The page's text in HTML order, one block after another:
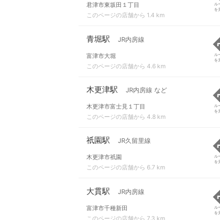
君津市東坂田１丁目
このページの店舗から 1.4 km
ル
を
青堀駅 JR内房線
富津市大堀
このページの店舗から 4.6 km
ル
を
木更津駅 JR内房線 など
木更津市富士見１丁目
このページの店舗から 4.8 km
ル
を
祇園駅 JR久留里線
木更津市祇園
このページの店舗から 6.7 km
ル
を
大貫駅 JR内房線
富津市千種新田
このページの店舗から 7.3 km
ル
を